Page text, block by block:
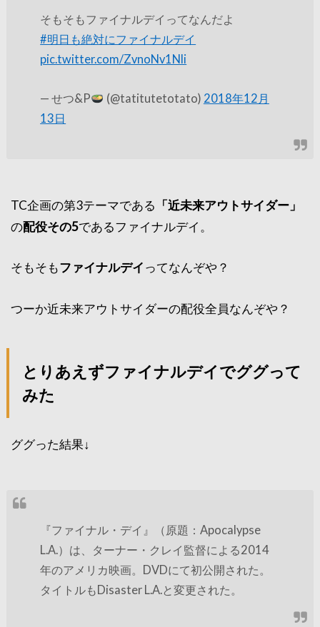
そもそもファイナルデイってなんだよ
#明日も絶対にファイナルデイ
pic.twitter.com/ZvnoNv1Nli
— せつ&P (@tatitutetotato) 2018年12月
13日
TC企画の第3テーマである 「近未来アウトサイダー」
の配役その5であるファイナルデイ。
そもそもファイナルデイってなんぞや？
つーか近未来アウトサイダーの配役全員なんぞや？
とりあえずファイナルデイでググって
みた
ググった結果↓
『ファイナル・デイ』（原題：Apocalypse
L.A.）は、ターナー・クレイ監督による2014
年のアメリカ映画。DVDにて初公開された。
タイトルもDisaster L.A.と変更された。